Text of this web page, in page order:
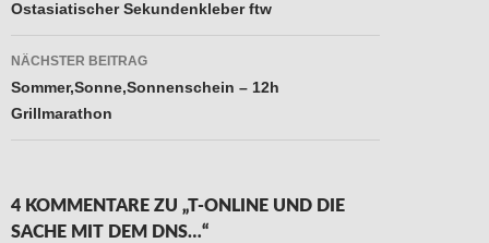
Ostasiatischer Sekundenkleber ftw
NÄCHSTER BEITRAG
Sommer,Sonne,Sonnenschein – 12h
Grillmarathon
4 KOMMENTARE ZU „T-ONLINE UND DIE
SACHE MIT DEM DNS…“